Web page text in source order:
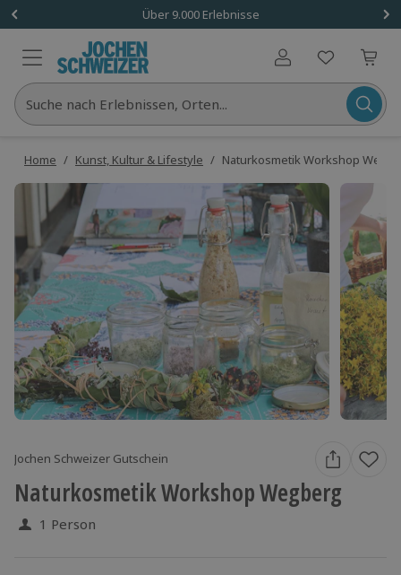
Über 9.000 Erlebnisse
Benutzerkonto
Suche nach Erlebnissen, Orten...
Home / Kunst, Kultur & Lifestyle / Naturkosmetik Workshop
Jochen Schweizer Gutschein
Naturkosmetik Workshop Wegberg
1 Person